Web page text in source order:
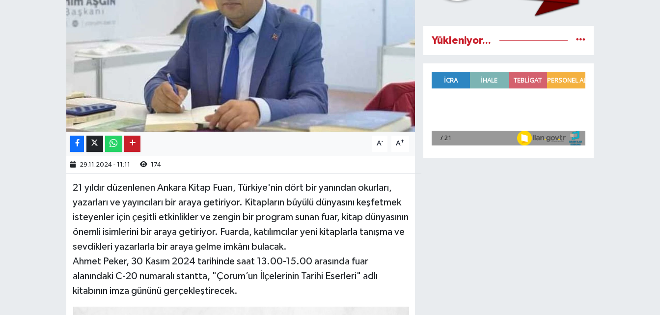
A- A+
29.11.2024 - 11:11 174
21 yıldır düzenlenen Ankara Kitap Fuarı, Türkiye'nin dört bir yanından okurları,
yazarları ve yayıncıları bir araya getiriyor. Kitapların büyülü dünyasını keşfetmek
isteyenler için çeşitli etkinlikler ve zengin bir program sunan fuar, kitap dünyasının
önemli isimlerini bir araya getiriyor. Fuarda, katılımcılar yeni kitaplarla tanışma ve
sevdikleri yazarlarla bir araya gelme imkânı bulacak.
Ahmet Peker, 30 Kasım 2024 tarihinde saat 13.00-15.00 arasında fuar
alanındaki C-20 numaralı stantta, "Çorum’un İlçelerinin Tarihi Eserleri" adlı
kitabının imza gününü gerçekleştirecek.
Yükleniyor...